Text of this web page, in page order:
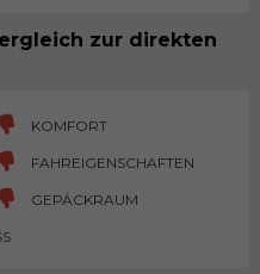
zur direkten
KOMFORT
FAHREIGENSCHAFTEN
GEPÄCKRAUM